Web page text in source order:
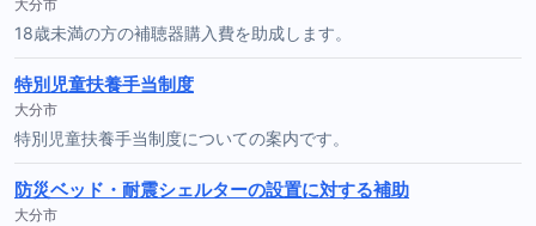
大分市
18歳未満の方の補聴器購入費を助成します。
特別児童扶養手当制度
大分市
特別児童扶養手当制度についての案内です。
防災ベッド・耐震シェルターの設置に対する補助
大分市